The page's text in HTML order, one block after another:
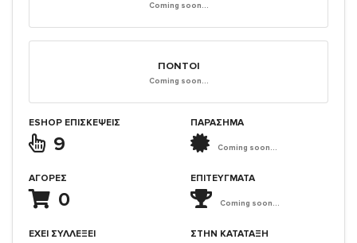
Coming soon...
ΠΌΝΤΟΙ
Coming soon...
ESHOP ΕΠΙΣΚΈΨΕΙΣ
9
ΑΓΟΡΈΣ
0
ΈΧΕΙ ΣΥΛΛΈΞΕΙ
ΠΑΡΑΣΗΜΑ
Coming soon...
ΕΠΙΤΕΎΓΜΑΤΑ
Coming soon...
ΣΤΗΝ ΚΑΤΆΤΑΞΗ